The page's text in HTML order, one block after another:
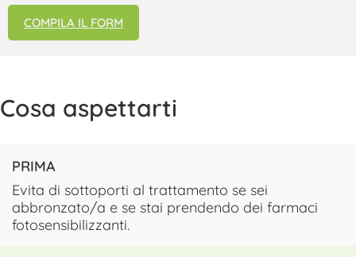
COMPILA IL FORM
Cosa aspettarti
PRIMA
Evita di sottoporti al trattamento se sei
abbronzato/a e se stai prendendo dei farmaci
fotosensibilizzanti.